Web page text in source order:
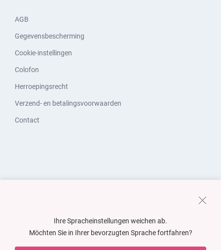
AGB
Gegevensbescherming
Cookie-instellingen
Colofon
Herroepingsrecht
Verzend- en betalingsvoorwaarden
Contact
Ihre Spracheinstellungen weichen ab.
Möchten Sie in Ihrer bevorzugten Sprache fortfahren?